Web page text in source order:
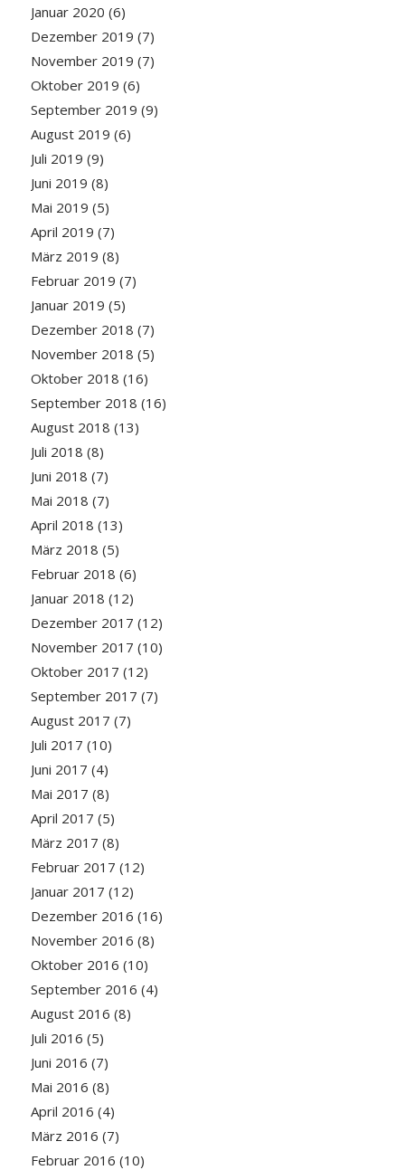
Januar 2020 (6)
Dezember 2019 (7)
November 2019 (7)
Oktober 2019 (6)
September 2019 (9)
August 2019 (6)
Juli 2019 (9)
Juni 2019 (8)
Mai 2019 (5)
April 2019 (7)
März 2019 (8)
Februar 2019 (7)
Januar 2019 (5)
Dezember 2018 (7)
November 2018 (5)
Oktober 2018 (16)
September 2018 (16)
August 2018 (13)
Juli 2018 (8)
Juni 2018 (7)
Mai 2018 (7)
April 2018 (13)
März 2018 (5)
Februar 2018 (6)
Januar 2018 (12)
Dezember 2017 (12)
November 2017 (10)
Oktober 2017 (12)
September 2017 (7)
August 2017 (7)
Juli 2017 (10)
Juni 2017 (4)
Mai 2017 (8)
April 2017 (5)
März 2017 (8)
Februar 2017 (12)
Januar 2017 (12)
Dezember 2016 (16)
November 2016 (8)
Oktober 2016 (10)
September 2016 (4)
August 2016 (8)
Juli 2016 (5)
Juni 2016 (7)
Mai 2016 (8)
April 2016 (4)
März 2016 (7)
Februar 2016 (10)